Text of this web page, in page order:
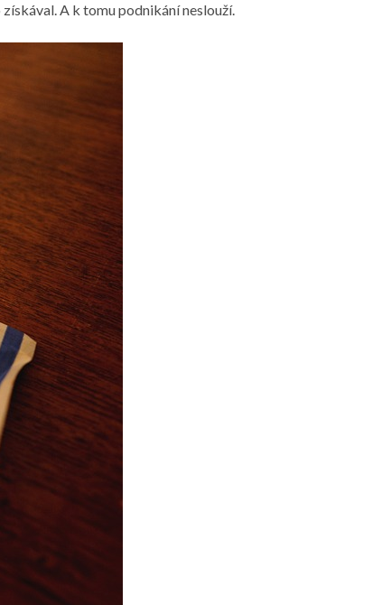
A k tomu podnikání neslouží.